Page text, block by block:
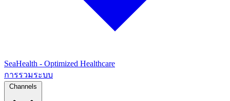
SeaHealth - Optimized Healthcare
การรวมระบบ
Channels